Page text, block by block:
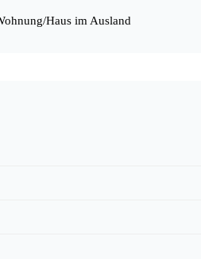
Haus im Ausland